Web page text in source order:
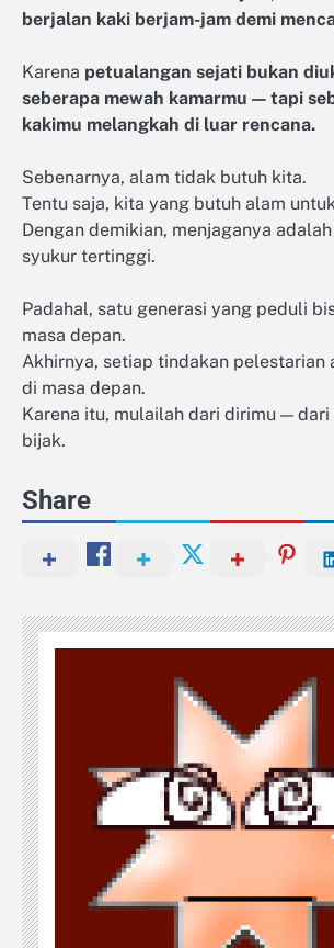
berjalan kaki berjam-jam demi
Karena petualangan sejati bukan
seberapa mewah kamarmu — tapi
kakimu melangkah di luar rencana.
Sebenarnya, alam tidak butuh kita.
Tentu saja, kita yang butuh alam
Dengan demikian, menjaganya
syukur tertinggi.
Padahal, satu generasi yang peduli
masa depan.
Akhirnya, setiap tindakan pelestarian
di masa depan.
Karena itu, mulailah dari dirimu —
bijak.
Share